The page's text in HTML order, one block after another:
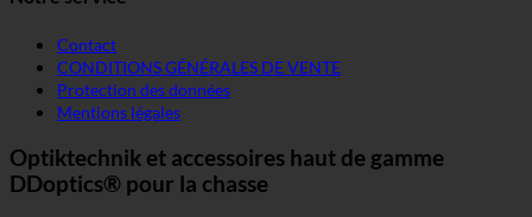
Contact
CONDITIONS GÉNÉRALES DE VENTE
Protection des données
Mentions légales
Optiktechnik et accessoires haut de gamme
DDoptics® pour la chasse